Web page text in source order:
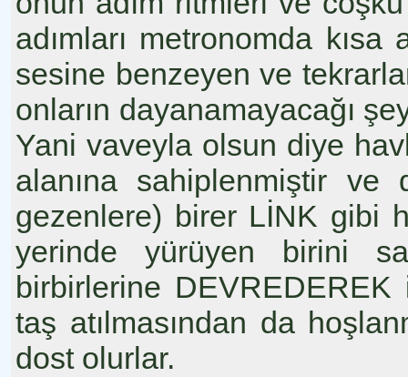
adımları metronomda
sesine benzeyen ve
onların dayanamayacağı
Yani vaveyla olsun diye
alanına sahiplenmiştir ve
gezenlere) birer LİNK gibi
yerinde yürüyen birini
birbirlerine
taş atılmasından da
dost olurlar.